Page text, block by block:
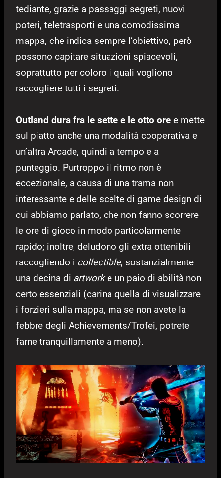
tediante, grazie a passaggi segreti, nuovi
poteri, teletrasporti e una comodissima
mappa, che indica sempre l’obiettivo, però
possono capitare situazioni spiacevoli,
soprattutto per coloro i quali vogliono
raccogliere tutti i segreti.
Outland dura fra le sette e le otto ore e mette
sul piatto anche una modalità cooperativa e
un’altra Arcade, quindi a tempo e a
punteggio. Purtroppo il ritmo non è
eccezionale, a causa di una trama non
interessante e delle scelte di game design di
cui abbiamo parlato, che non fanno scorrere
le ore di gioco in modo particolarmente
rapido; inoltre, deludono gli extra ottenibili
raccogliendo i collectible, sostanzialmente
una decina di artworke un paio di abilità non
certo essenziali (carina quella di visualizzare
i forzieri sulla mappa, ma se non avete la
febbre degli Achievements/Trofei, potrete
farne tranquillamente a meno).